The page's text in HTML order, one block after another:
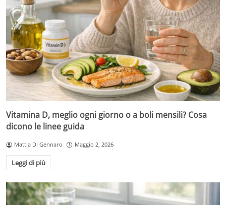
Vitamina D, meglio ogni giorno o a boli mensili? Cosa
dicono le linee guida
Mattia Di Gennaro Maggio 2, 2026
Leggi di più